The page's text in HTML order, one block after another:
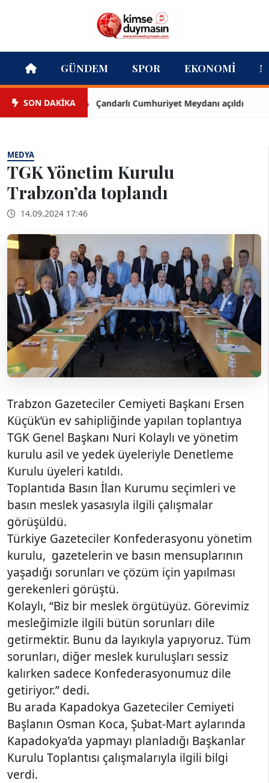
GÜNDEM SPOR EKONOMI
SON DAKİKA Çandarlı Cumhuriyet Meydanı açıldı
MEDYA
TGK Yönetim Kurulu
Trabzon’da toplandı
14.09.2024 17:46
Trabzon Gazeteciler Cemiyeti Başkanı Ersen
Küçük’ün ev sahipliğinde yapılan toplantıya
TGK Genel Başkanı Nuri Kolaylı ve yönetim
kurulu asil ve yedek üyeleriyle Denetleme
Kurulu üyeleri katıldı.
Toplantıda Basın İlan Kurumu seçimleri ve
basın meslek yasasıyla ilgili çalışmalar
görüşüldü.
Türkiye Gazeteciler Konfederasyonu yönetim
kurulu, gazetelerin ve basın mensuplarının
yaşadığı sorunları ve çözüm için yapılması
gerekenleri görüştü.
Kolaylı, “Biz bir meslek örgütüyüz. Görevimiz
mesleğimizle ilgili bütün sorunları dile
getirmektir. Bunu da layıkıyla yapıyoruz. Tüm
sorunları, diğer meslek kuruluşları sessiz
kalırken sadece Konfederasyonumuz dile
getiriyor.” dedi.
Bu arada Kapadokya Gazeteciler Cemiyeti
Başlanın Osman Koca, Şubat-Mart aylarında
Kapadokya’da yapmayı planladığı Başkanlar
Kurulu Toplantısı çalışmalarıyla ilgili bilgi
verdi.